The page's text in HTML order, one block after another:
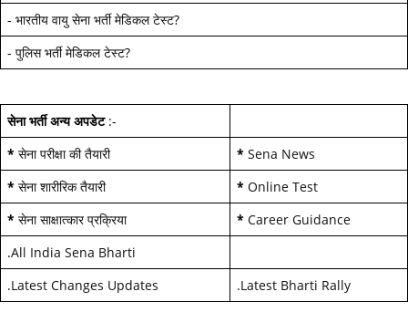
- भारतीय वायु सेना भर्ती मेडिकल टेस्ट?
- पुलिस भर्ती मेडिकल टेस्ट?
सेना भर्ती अन्य अपडेट:-
* सेना परीक्षा की तैयारी * Sena News
* सेना शारीरिक तैयारी * Online Test
* सेना साक्षात्कार प्रक्रिया * Career Guidance
.All India Sena Bharti
.Latest Changes Updates .Latest Bharti Rally